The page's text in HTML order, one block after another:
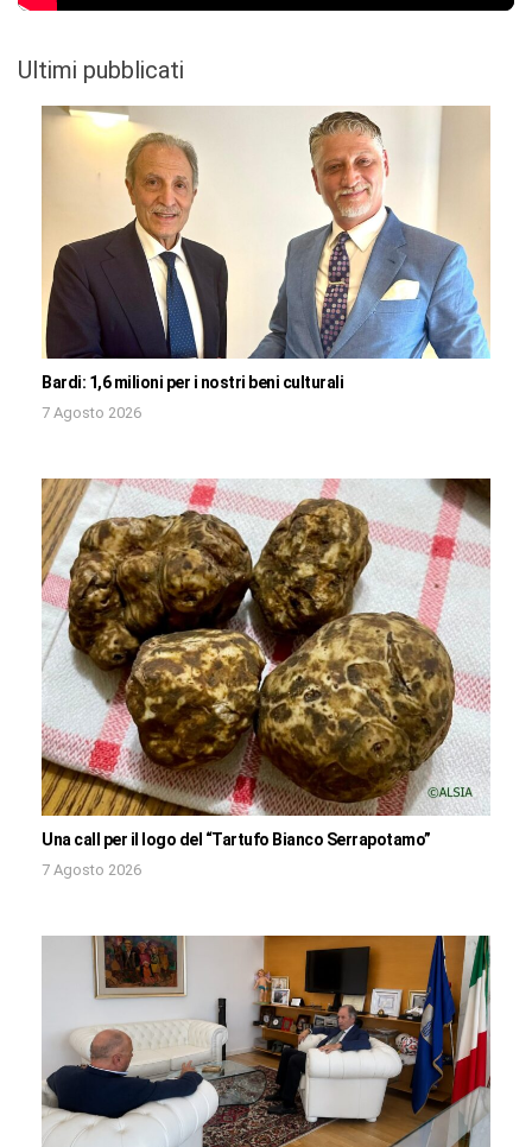
Ultimi pubblicati
Bardi: 1,6 milioni per i nostri beni culturali
7 Agosto 2026
Una call per il logo del “Tartufo Bianco Serrapotamo”
7 Agosto 2026